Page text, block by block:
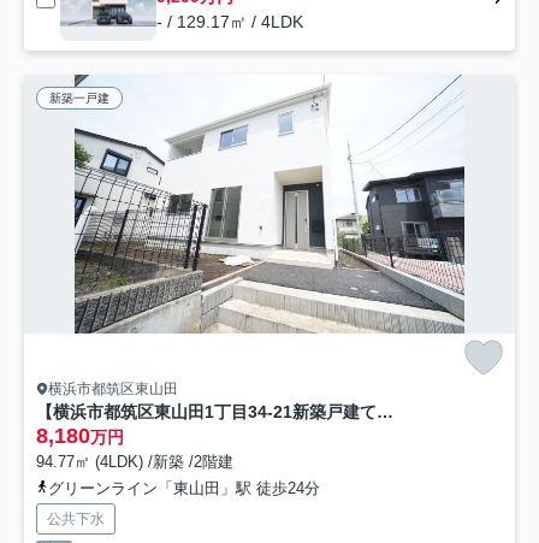
- / 129.17㎡ / 4LDK
新築一戸建
横浜市都筑区東山田
【横浜市都筑区東山田1丁目34-21新築戸建て】★仲介手数料無料★（東山田小学校・東山田中学校）
8,180万円
94.77㎡ (4LDK) /新築 /2階建
グリーンライン「東山田」駅 徒歩24分
公共下水